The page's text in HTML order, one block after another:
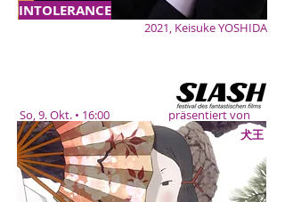
INTOLERANCE
2021, Keisuke YOSHIDA
So, 9. Okt. • 16:00 präsentiert von
犬王